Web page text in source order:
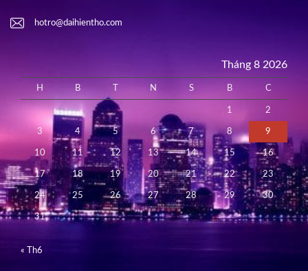
hotro@daihientho.com
Tháng 8 2026
H B N S B C
1 2
3 4 5 6 7 8 9
10 11 12 13 14 15 16
17 18 19 20 21 22 23
24 25 26 27 28 29 30
31
« Th6